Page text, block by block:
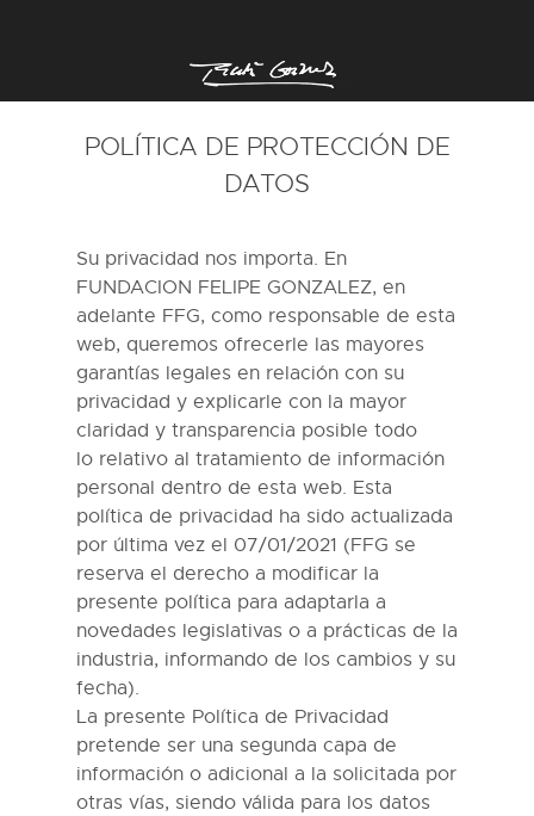
POLÍTICA DE PROTECCIÓN DE
DATOS
Su privacidad nos importa. En
FUNDACION FELIPE GONZALEZ, en
adelante FFG, como responsable de esta
web, queremos ofrecerle las mayores
garantías legales en relación con su
privacidad y explicarle con la mayor
claridad y transparencia posible todo
lo relativo al tratamiento de información
personal dentro de esta web. Esta
política de privacidad ha sido actualizada
por última vez el 07/01/2021 (FFG se
reserva el derecho a modificar la
presente política para adaptarla a
novedades legislativas o a prácticas de la
industria, informando de los cambios y su
fecha).
La presente Política de Privacidad
pretende ser una segunda capa de
información o adicional a la solicitada por
otras vías, siendo válida para los datos